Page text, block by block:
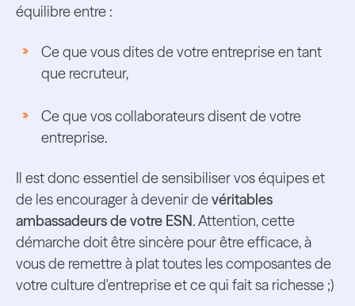
équilibre entre :
Ce que vous dites de votre entreprise en tant
que recruteur,
Ce que vos collaborateurs disent de votre
entreprise.
Il est donc essentiel de sensibiliser vos équipes et
de les encourager à devenir devéritables
ambassadeurs de votre ESN.Attention, cette
démarche doit être sincère pour être efficace, à
vous de remettre à plat toutes les composantes de
votre culture d'entreprise et ce qui fait sa richesse ;)